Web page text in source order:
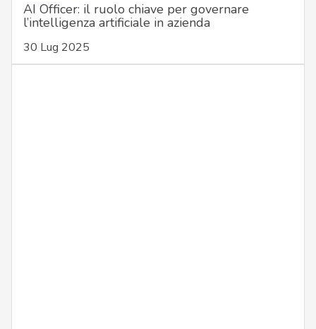
AI Officer: il ruolo chiave per governare
l’intelligenza artificiale in azienda
30 Lug 2025